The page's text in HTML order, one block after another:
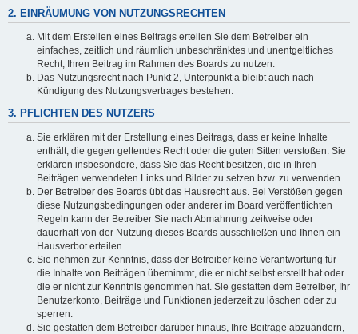
2. EINRÄUMUNG VON NUTZUNGSRECHTEN
Mit dem Erstellen eines Beitrags erteilen Sie dem Betreiber ein
einfaches, zeitlich und räumlich unbeschränktes und unentgeltliches
Recht, Ihren Beitrag im Rahmen des Boards zu nutzen.
Das Nutzungsrecht nach Punkt 2, Unterpunkt a bleibt auch nach
Kündigung des Nutzungsvertrages bestehen.
3. PFLICHTEN DES NUTZERS
Sie erklären mit der Erstellung eines Beitrags, dass er keine Inhalte
enthält, die gegen geltendes Recht oder die guten Sitten verstoßen. Sie
erklären insbesondere, dass Sie das Recht besitzen, die in Ihren
Beiträgen verwendeten Links und Bilder zu setzen bzw. zu verwenden.
Der Betreiber des Boards übt das Hausrecht aus. Bei Verstößen gegen
diese Nutzungsbedingungen oder anderer im Board veröffentlichten
Regeln kann der Betreiber Sie nach Abmahnung zeitweise oder
dauerhaft von der Nutzung dieses Boards ausschließen und Ihnen ein
Hausverbot erteilen.
Sie nehmen zur Kenntnis, dass der Betreiber keine Verantwortung für
die Inhalte von Beiträgen übernimmt, die er nicht selbst erstellt hat oder
die er nicht zur Kenntnis genommen hat. Sie gestatten dem Betreiber, Ihr
Benutzerkonto, Beiträge und Funktionen jederzeit zu löschen oder zu
sperren.
Sie gestatten dem Betreiber darüber hinaus, Ihre Beiträge abzuändern,